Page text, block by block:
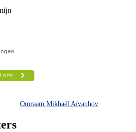
Omraam Mikhaël Aïvanhov